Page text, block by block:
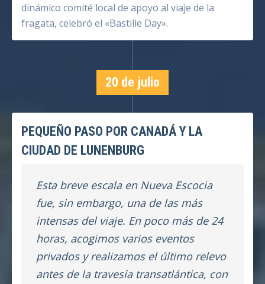
dinámico comité local de apoyo al viaje de la
fragata, celebró el «Bastille Day».
20 de julio
PEQUEÑO PASO POR CANADÁ Y LA
CIUDAD DE LUNENBURG
Esta breve escala en Nueva Escocia
fue, sin embargo, una de las más
intensas del viaje. En poco más de 24
horas, acogimos varios eventos
privados y realizamos el último relevo
antes de la travesía transatlántica, con